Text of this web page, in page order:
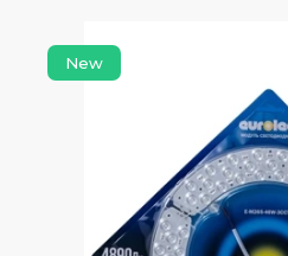
New